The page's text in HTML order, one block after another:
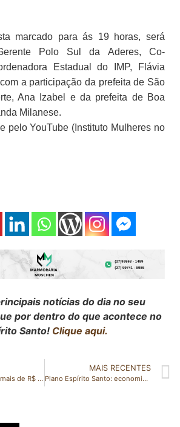
marcado para ás 19 horas, será
Polo Sul da Aderes, Co-
Estadual do IMP, Flávia
a participação da prefeita de São
Ana Izabel e da prefeita de Boa
Milanese.
pelo YouTube ( Instituto Mulheres no
notícias do dia no seu
por dentro do que acontece no
Santo! Clique aqui.
Setor cafeeiro tem mais de R$ 4,6 bilhões em linhas de crédito por meio do Funcafé
MAIS RECENTES
Plano Espírito Santo: economia capixaba registra crescimento e dá sinais positivos para mercado